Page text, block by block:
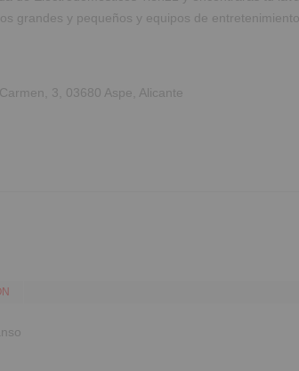
grandes y pequeños y equipos de
3, 03680 Aspe, Alicante